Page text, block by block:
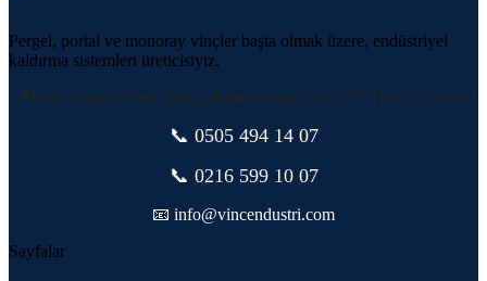
Pergel, portal ve monoray vinçler başta olmak üzere, endüstriyel
kaldırma sistemleri üreticisiyiz.
📍 İstim Sanayi Sitesi, Yarış çıkmazı Sokak No: 262 Tuzla / İstanbul
📞 0505 494 14 07
📞 0216 599 10 07
📧 info@vincendustri.com
Sayfalar